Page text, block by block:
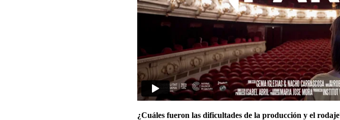
¿Cuáles fueron las dificultades de la producción y el